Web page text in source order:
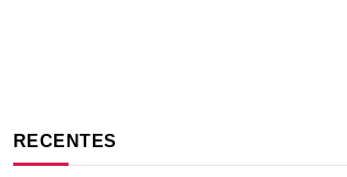
RECENTES